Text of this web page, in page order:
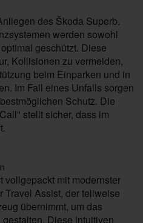
des Škoda Superb.
werden sowohl
geschützt. Diese
Kollisionen zu vermeiden,
beim Einparken und in
Im Fall eines Unfalls sorgen
Schutz. Die
stellt sicher, dass im
vollgepackt mit modernster
Travel Assist, der teilweise
übernimmt, um das
Diese intuitiven